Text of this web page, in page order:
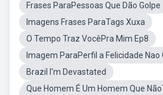
Frases ParaPessoas Que Dão Golpe
Imagens Frases ParaTags Xuxa
O Tempo Traz VocêPra Mim Ep8
Imagem ParaPerfil a Felicidade Nao
Brazil I'm Devastated
Que Homem É Um Homem Que